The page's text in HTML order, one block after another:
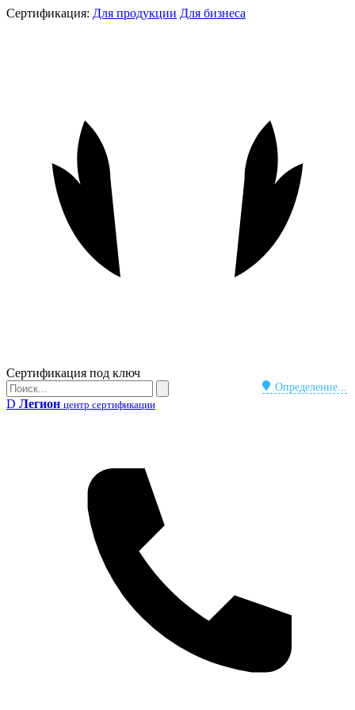
Сертификация: Для продукции Для бизнеса
Бейдж
Сертификация под ключ
Определение...
Поиск
Поиск
D Легион центр сертификации